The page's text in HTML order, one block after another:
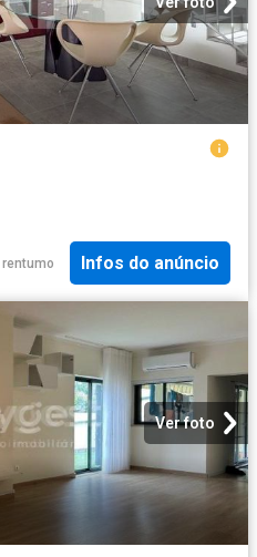
rentumo Infos do anúncio
Ver foto